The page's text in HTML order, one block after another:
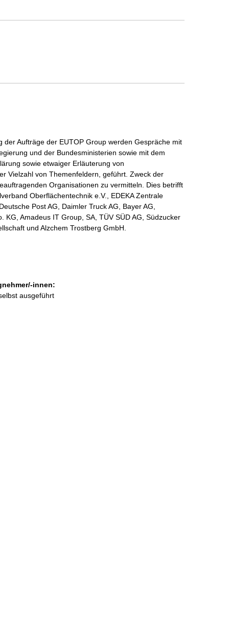
Aufträge der EUTOP Group werden Gespräche mit
und der Bundesministerien sowie mit dem
sowie etwaiger Erläuterung von
Vielzahl von Themenfeldern, geführt. Zweck der
Organisationen zu vermitteln. Dies betrifft
Oberflächentechnik e.V., EDEKA Zentrale
Post AG, Daimler Truck AG, Bayer AG,
KG, Amadeus IT Group, SA, TÜV SÜD AG, Südzucker
und Alzchem Trostberg GmbH.
innen:
ausgeführt